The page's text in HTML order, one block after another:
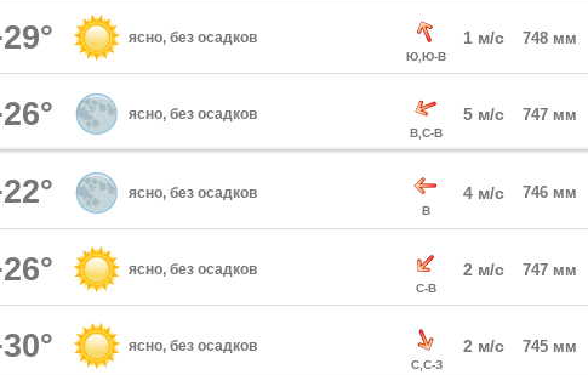
ясно, без осадков
Ю,Ю-В
1 м/с 748 мм
ясно, без осадков
В,С-В
5 м/с 747 мм
ясно, без осадков
В
4 м/с 746 мм
ясно, без осадков
С-В
2 м/с 747 мм
ясно, без осадков
С,С-З
2 м/с 745 мм